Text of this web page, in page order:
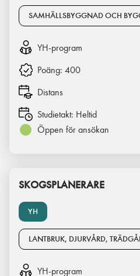
SAMHÄLLSBYGGNAD OCH
YH-program
Poäng: 400
Distans
Studietakt: Heltid
Öppen för ansökan
YH
SKOGSPLANERARE
LANTBRUK, DJURVÅRD,
YH-program